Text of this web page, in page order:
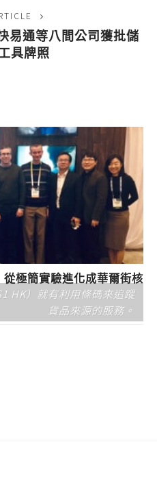
HK）就有利用條碼來追蹤
貨品來源的服務。
易通等八間公司獲批儲
具牌照
極簡實驗進化成華爾街核